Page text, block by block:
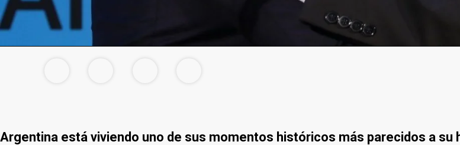
Argentina está viviendo uno de sus momentos históricos más parecidos a su